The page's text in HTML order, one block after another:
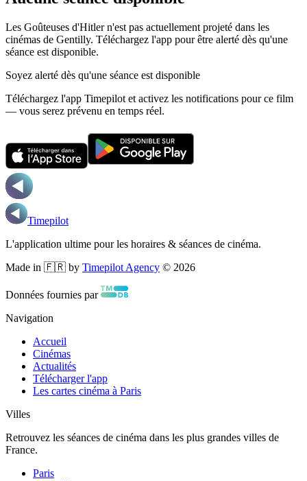
Les Goûteuses d'Hitler n'est pas actuellement projeté dans les
cinémas de Gentilly. Téléchargez l'app pour être alerté dès qu'une
séance est disponible.
Soyez alerté dès qu'une séance est disponible
Téléchargez l'app Timepilot et activez les notifications pour ce film
— vous serez prévenu en temps réel.
Timepilot
L'application ultime pour les horaires & séances de cinéma.
Made in 🇫🇷 by Timepilot Agency © 2026
Données fournies par
Navigation
Accueil
Cinémas
Actualités
Télécharger l'app
Les cartes cinéma à Paris
Villes
Retrouvez les séances de cinéma dans les plus grandes villes de
France.
Paris